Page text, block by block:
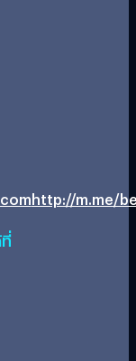
http://m.me/